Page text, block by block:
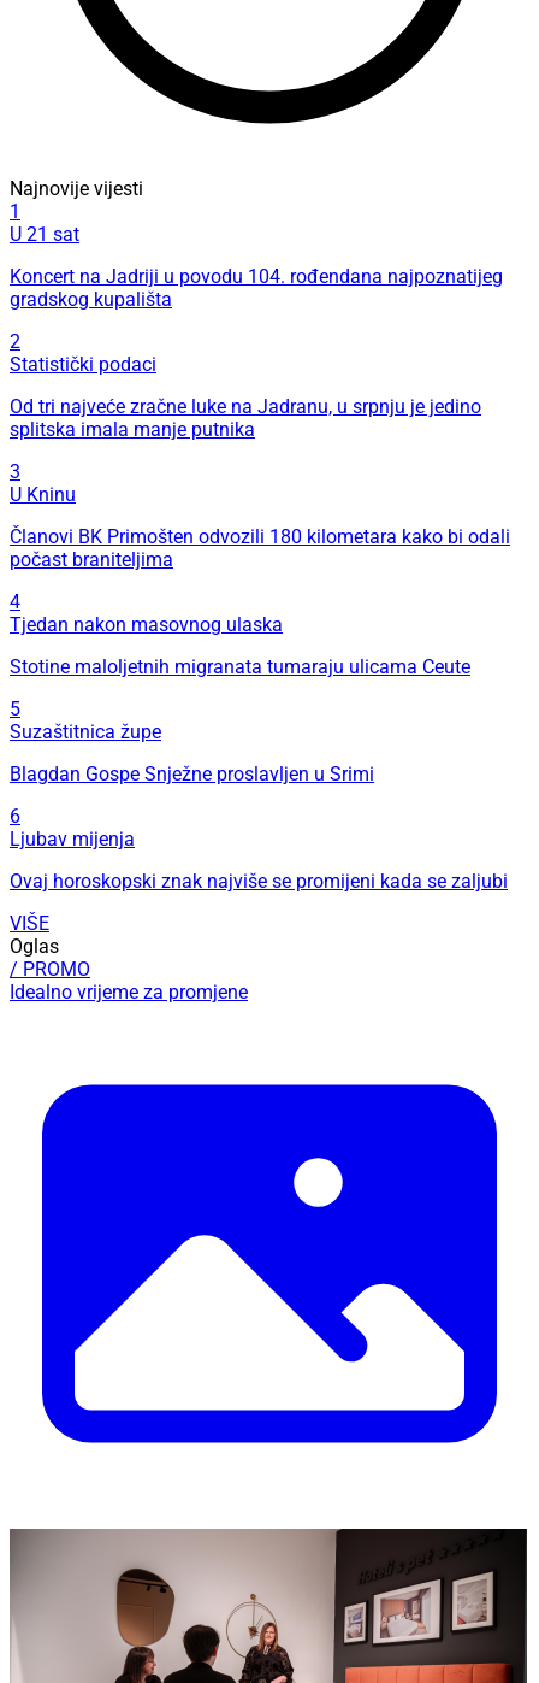
Najnovije vijesti
1
U 21 sat
Koncert na Jadriji u povodu 104. rođendana najpoznatijeg
gradskog kupališta
2
Statistički podaci
Od tri najveće zračne luke na Jadranu, u srpnju je jedino
splitska imala manje putnika
3
U Kninu
Članovi BK Primošten odvozili 180 kilometara kako bi odali
počast braniteljima
4
Tjedan nakon masovnog ulaska
Stotine maloljetnih migranata tumaraju ulicama Ceute
5
Suzaštitnica župe
Blagdan Gospe Snježne proslavljen u Srimi
6
Ljubav mijenja
Ovaj horoskopski znak najviše se promijeni kada se zaljubi
VIŠE
Oglas
/ PROMO
Idealno vrijeme za promjene